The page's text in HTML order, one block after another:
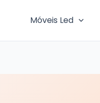
Móveis Led